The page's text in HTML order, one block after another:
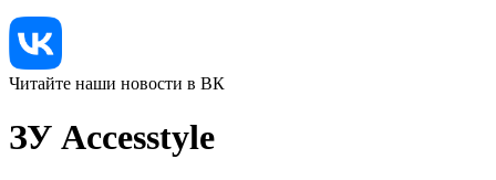
Читайте наши новости в ВК
ЗУ Accesstyle